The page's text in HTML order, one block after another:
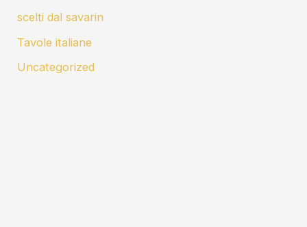
scelti dal savarin
Tavole italiane
Uncategorized